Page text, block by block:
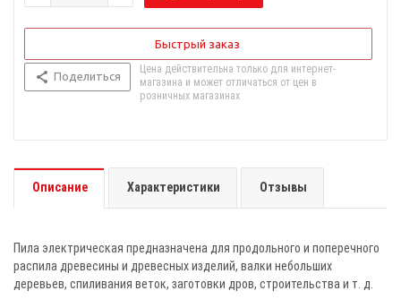
Быстрый заказ
Поделиться
Цена действительна только для интернет-
магазина и может отличаться от цен в
розничных магазинах
Описание Характеристики Отзывы
Пила электрическая предназначена для продольного и поперечного
распила древесины и древесных изделий, валки небольших
деревьев, спиливания веток, заготовки дров, строительства и т. д.